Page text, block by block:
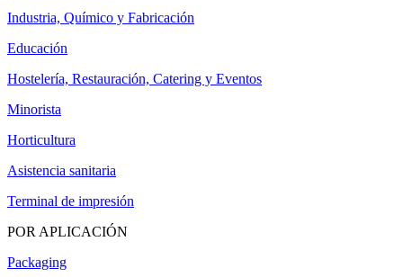
Industria, Químico y Fabricación
Educación
Hostelería, Restauración, Catering y Eventos
Minorista
Horticultura
Asistencia sanitaria
Terminal de impresión
POR APLICACIÓN
Packaging